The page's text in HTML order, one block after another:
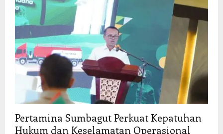
Pertamina Sumbagut Perkuat Kepatuhan
Hukum dan Keselamatan Operasional